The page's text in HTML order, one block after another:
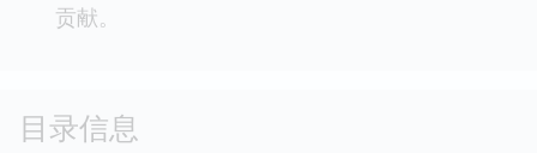
贡献。
目录信息